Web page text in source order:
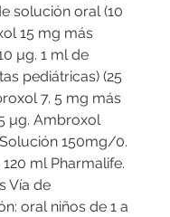
solución oral (10
15 mg más
µg. 1 ml de
pediátricas) (25
7. 5 mg más
µg. Ambroxol
150mg/0.
ml Pharmalife.
Vía de
oral niños de 1 a